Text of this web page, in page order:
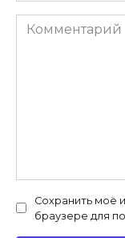
Комментарий
Сохранить моё
браузере для